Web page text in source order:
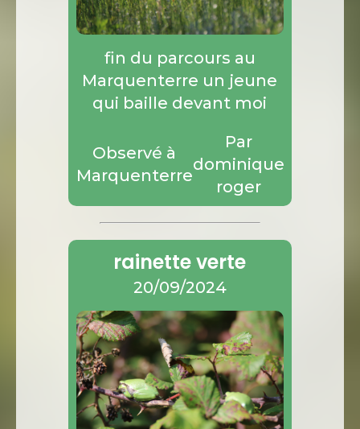
fin du parcours au
Marquenterre un jeune
qui baille devant moi
Observé à
Marquenterre
Par
dominique
roger
rainette verte
20/09/2024